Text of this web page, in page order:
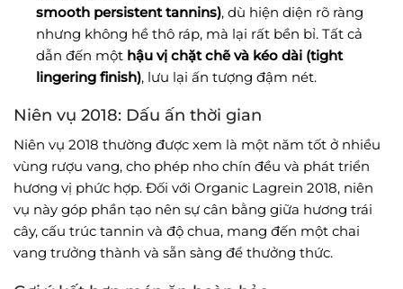
smooth persistent tannins), dù hiện diện rõ ràng
nhưng không hề thô ráp, mà lại rất bền bỉ. Tất cả
dẫn đến một hậu vị chặt chẽ và kéo dài (tight
lingering finish), lưu lại ấn tượng đậm nét.
Niên vụ 2018: Dấu ấn thời gian
Niên vụ 2018 thường được xem là một năm tốt ở nhiều
vùng rượu vang, cho phép nho chín đều và phát triển
hương vị phức hợp. Đối với Organic Lagrein 2018, niên
vụ này góp phần tạo nên sự cân bằng giữa hương trái
cây, cấu trúc tannin và độ chua, mang đến một chai
vang trưởng thành và sẵn sàng để thưởng thức.